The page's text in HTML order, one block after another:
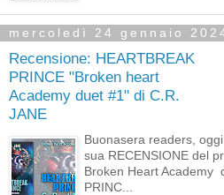
mercoledì 24 gennaio
Recensione: HEARTBREAK
PRINCE "Broken heart
Academy duet #1" di C.R.
JANE
Buonasera readers,
sua RECENSIONE del
Broken Heart Academy
PRINC...